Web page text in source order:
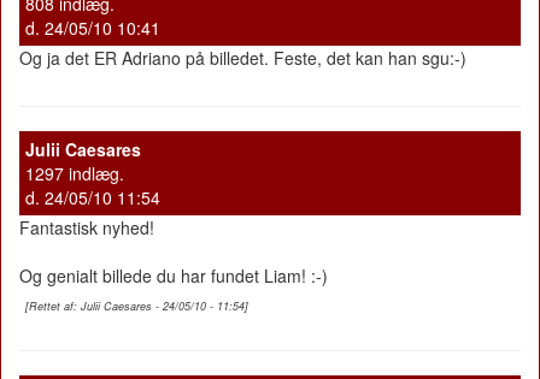
d. 24/05/10 10:41
Og ja det ER Adriano på billedet. Feste, det kan han sgu:-)
Julii Caesares
1297 indlæg.
d. 24/05/10 11:54
Fantastisk nyhed!
Og genialt billede du har fundet Liam! :-)
[Rettet af: Julii Caesares - 24/05/10 - 11:54]